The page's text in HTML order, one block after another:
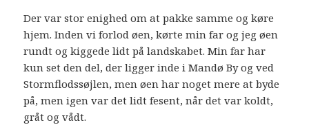
Der var stor enighed om at pakke samme og køre
hjem. Inden vi forlod øen, kørte min far og jeg øen
rundt og kiggede lidt på landskabet. Min far har
kun set den del, der ligger inde i Mandø By og ved
Stormflodssøjlen, men øen har noget mere at byde
på, men igen var det lidt fesent, når det var koldt,
gråt og vådt.